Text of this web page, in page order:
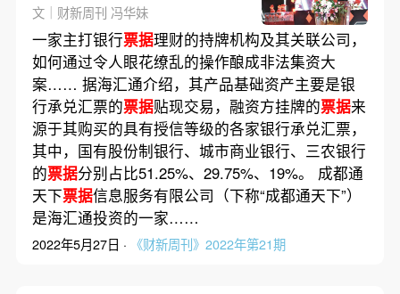
文｜财新周刊 冯华妹
一家主打银行票据理财的持牌机构及其关联公司，
如何通过令人眼花缭乱的操作酿成非法集资大
案…… 据海汇通介绍，其产品基础资产主要是银
行承兑汇票的票据贴现交易，融资方挂牌的票据来
源于其购买的具有授信等级的各家银行承兑汇票，
其中，国有股份制银行、城市商业银行、三农银行
的票据分别占比51.25%、29.75%、19%。 成都通
天下票据信息服务有限公司（下称“成都通天下”）
是海汇通投资的一家……
2022年5月27日 · 《财新周刊》2022年第21期